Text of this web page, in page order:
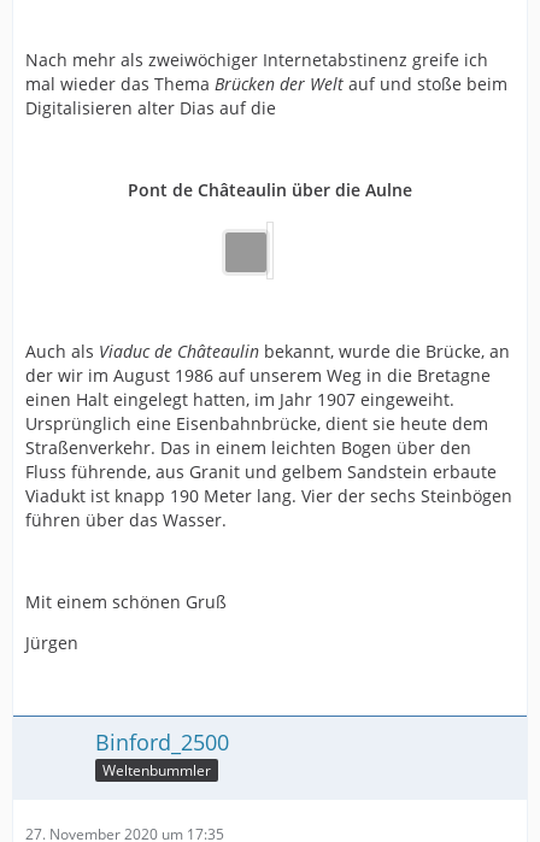
Nach mehr als zweiwöchiger Internetabstinenz greife ich
mal wieder das Thema Brücken der Welt auf und stoße beim
Digitalisieren alter Dias auf die
Pont de Châteaulin über die Aulne
Auch als Viaduc de Châteaulin bekannt, wurde die Brücke, an
der wir im August 1986 auf unserem Weg in die Bretagne
einen Halt eingelegt hatten, im Jahr 1907 eingeweiht.
Ursprünglich eine Eisenbahnbrücke, dient sie heute dem
Straßenverkehr. Das in einem leichten Bogen über den
Fluss führende, aus Granit und gelbem Sandstein erbaute
Viadukt ist knapp 190 Meter lang. Vier der sechs Steinbögen
führen über das Wasser.
Mit einem schönen Gruß
Jürgen
Binford_2500
Weltenbummler
27. November 2020 um 17:35